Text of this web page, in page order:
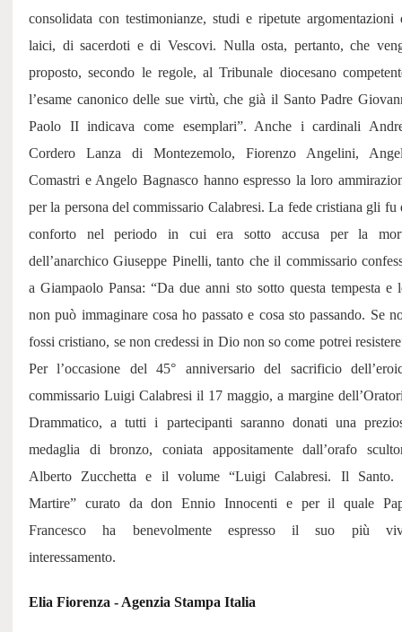
consolidata con testimonianze, studi e ripetute argomentazioni
laici, di sacerdoti e di Vescovi. Nulla osta, pertanto, che
proposto, secondo le regole, al Tribunale diocesano
l’esame canonico delle sue virtù, che già il Santo Padre
Paolo II indicava come esemplari”. Anche i cardinali
Cordero Lanza di Montezemolo, Fiorenzo Angelini,
Comastri e Angelo Bagnasco hanno espresso la loro
per la persona del commissario Calabresi. La fede cristiana gli fu
conforto nel periodo in cui era sotto accusa per la
dell’anarchico Giuseppe Pinelli, tanto che il commissario
a Giampaolo Pansa: “Da due anni sto sotto questa tempesta e
non può immaginare cosa ho passato e cosa sto passando. Se
fossi cristiano, se non credessi in Dio non so come potrei
Per l’occasione del 45° anniversario del sacrificio
commissario Luigi Calabresi il 17 maggio, a margine
Drammatico, a tutti i partecipanti saranno donati una
medaglia di bronzo, coniata appositamente dall’orafo
Alberto Zucchetta e il volume “Luigi Calabresi. Il Santo.
Martire” curato da don Ennio Innocenti e per il quale
Francesco ha benevolmente espresso il suo più
interessamento.
Elia Fiorenza - Agenzia Stampa Italia